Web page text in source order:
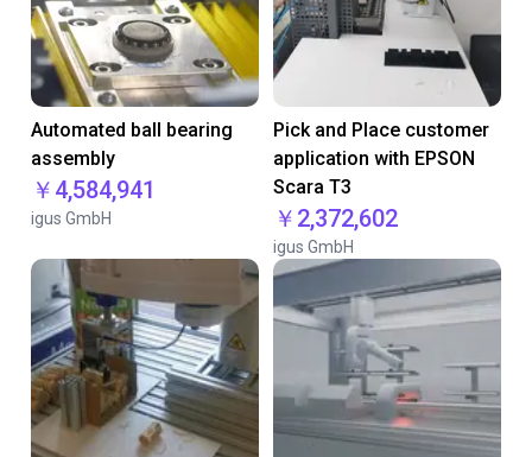
Automated ball bearing
assembly
￥4,584,941
igus GmbH
Pick and Place customer
application with EPSON
Scara T3
￥2,372,602
igus GmbH